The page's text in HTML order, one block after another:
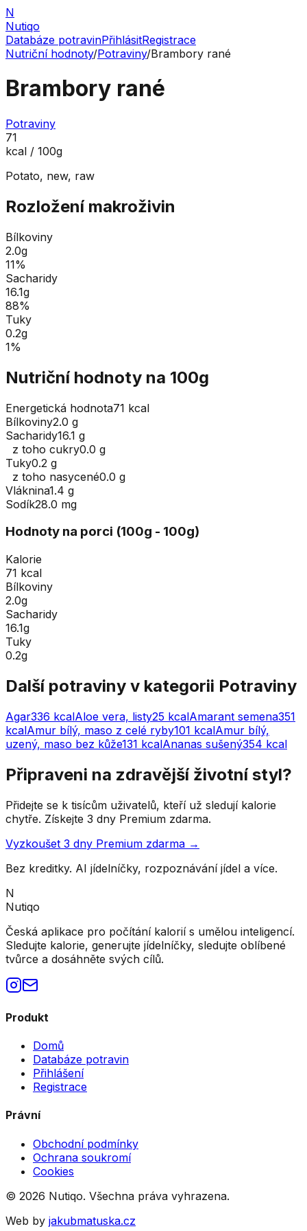
N
Nutiqo
Databáze potravinPřihlásitRegistrace
Nutriční hodnoty/Potraviny/Brambory rané
Brambory rané
Potraviny
71
kcal / 100g
Potato, new, raw
Rozložení makroživin
Bílkoviny
2.0g
11%
Sacharidy
16.1g
88%
Tuky
0.2g
1%
Nutriční hodnoty na 100g
Energetická hodnota71 kcal
Bílkoviny2.0 g
Sacharidy16.1 g
z toho cukry0.0 g
Tuky0.2 g
z toho nasycené0.0 g
Vláknina1.4 g
Sodík28.0 mg
Hodnoty na porci (100g - 100g)
Kalorie
71 kcal
Bílkoviny
2.0g
Sacharidy
16.1g
Tuky
0.2g
Další potraviny v kategorii Potraviny
Agar336 kcalAloe vera, listy25 kcalAmarant semena351
kcalAmur bílý, maso z celé ryby101 kcalAmur bílý,
uzený, maso bez kůže131 kcalAnanas sušený354 kcal
Připraveni na zdravější životní styl?
Přidejte se k tisícům uživatelů, kteří už sledují kalorie
chytře. Získejte 3 dny Premium zdarma.
Vyzkoušet 3 dny Premium zdarma →
Bez kreditky. AI jídelníčky, rozpoznávání jídel a více.
N
Nutiqo
Česká aplikace pro počítání kalorií s umělou inteligencí.
Sledujte kalorie, generujte jídelníčky, sledujte oblíbené
tvůrce a dosáhněte svých cílů.
Produkt
Domů
Databáze potravin
Přihlášení
Registrace
Právní
Obchodní podmínky
Ochrana soukromí
Cookies
© 2026 Nutiqo. Všechna práva vyhrazena.
Web by jakubmatuska.cz